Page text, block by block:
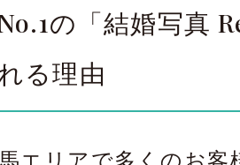
の「結婚写真
る理由
エリアで多くのお客